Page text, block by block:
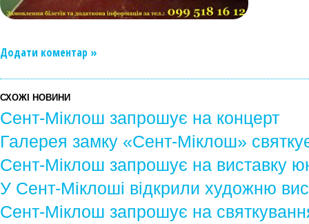
Додати коментар »
СХОЖІ НОВИНИ
Сент-Міклош запрошує на концерт
Галерея замку «Сент-Міклош»
Сент-Міклош запрошує на виставку
У Сент-Міклоші відкрили художню
Сент-Міклош запрошує на